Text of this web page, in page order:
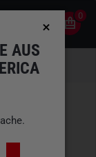
0
AUS